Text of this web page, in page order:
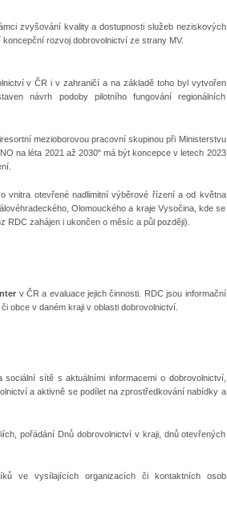
zvyšování kvality a dostupnosti služeb neziskových
rozvoj dobrovolnictví ze strany MV.
v ČR i v zahraničí a na základě toho byl vytvořen
návrh podoby pilotního fungování regionálních
mezioborovou pracovní skupinou při Ministerstvu
na léta 2021 až 2030" má být koncepce v letech 2023
vnitra otevřené nadlimitní výběrové řízení a od května
Olomouckého a kraje Vysočina, kde se
zahájen i ukončen o měsíc a půl později).
v ČR a evaluace jejich činnosti. RDC jsou informační
obce v daném kraji v oblasti dobrovolnictví.
sítě s aktuálními informacemi o dobrovolnictví,
a aktivně se podílet na zprostředkování nabídky a
pořádání Dnů dobrovolnictví v kraji, dnů otevřených
ve vysílajících organizacích či kontaktních osob